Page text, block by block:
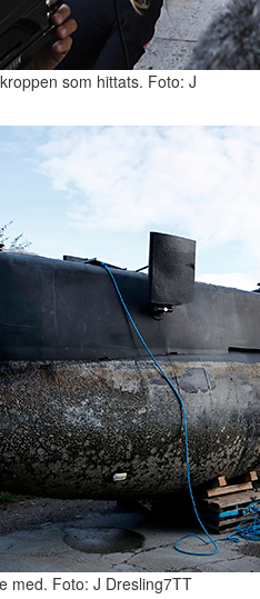
som hittats. Foto: J
med. Foto: J Dresling7TT